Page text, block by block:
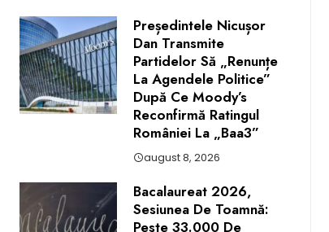
Președintele Nicușor
Dan Transmite
Partidelor Să „renunțe
La Agendele Politice”
După Ce Moody’s
Reconfirmă Ratingul
României La „Baa3”
august 8, 2026
Bacalaureat 2026,
Sesiunea De Toamnă:
Peste 33.000 De